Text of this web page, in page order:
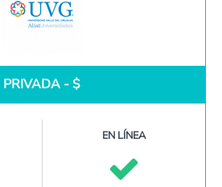
PRIVADA - $
EN LÍNEA